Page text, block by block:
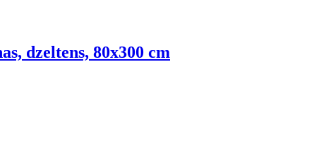
dzeltens, 80x300 cm